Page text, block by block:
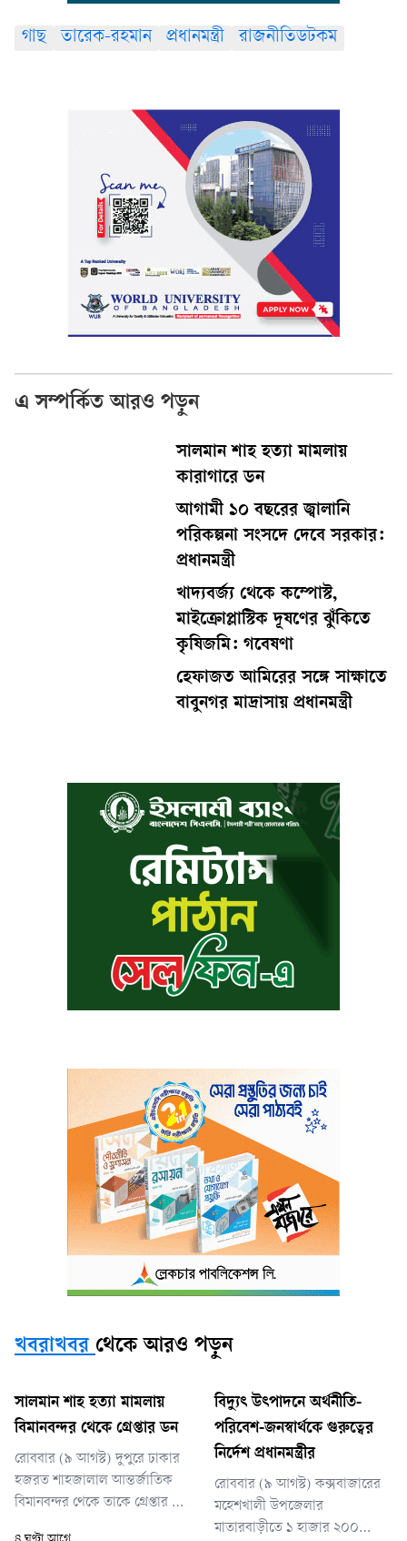
গাছ তারেক-রহমান প্রধানমন্ত্রী রাজনীতিডটকম
এ সম্পর্কিত আরও পড়ুন
সালমান শাহ হত্যা মামলায়
কারাগারে ডন
আগামী ১০ বছরের জ্বালানি
পরিকল্পনা সংসদে দেবে সরকার:
প্রধানমন্ত্রী
খাদ্যবর্জ্য থেকে কম্পোস্ট,
মাইক্রোপ্লাস্টিক দূষণের ঝুঁকিতে
কৃষিজমি: গবেষণা
হেফাজত আমিরের সঙ্গে সাক্ষাতে
বাবুনগর মাদ্রাসায় প্রধানমন্ত্রী
খবরাখবর থেকে আরও পড়ুন
সালমান শাহ হত্যা মামলায়
বিমানবন্দর থেকে গ্রেপ্তার ডন
রোববার (৯ আগস্ট) দুপুরে ঢাকার
হজরত শাহজালাল আন্তর্জাতিক
বিমানবন্দর থেকে তাকে গ্রেপ্তার করা
বিদ্যুৎ উৎপাদনে অর্থনীতি-
পরিবেশ-জনস্বার্থকে গুরুত্বের
নির্দেশ প্রধানমন্ত্রীর
রোববার (৯ আগস্ট) কক্সবাজারের
মহেশখালী উপজেলার
মাতারবাড়ীতে ১ হাজার ২০০